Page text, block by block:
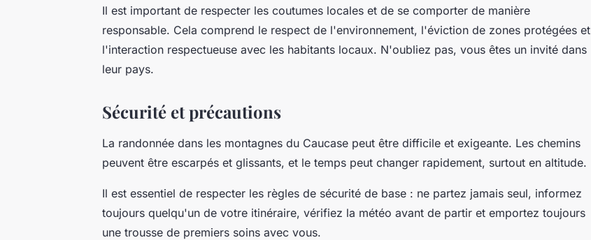
Il est important de respecter les coutumes locales et de se comporter de manière
responsable. Cela comprend le respect de l'environnement, l'éviction de zones protégées et
l'interaction respectueuse avec les habitants locaux. N'oubliez pas, vous êtes un invité dans
leur pays.
Sécurité et précautions
La randonnée dans les montagnes du Caucase peut être difficile et exigeante. Les chemins
peuvent être escarpés et glissants, et le temps peut changer rapidement, surtout en altitude.
Il est essentiel de respecter les règles de sécurité de base : ne partez jamais seul, informez
toujours quelqu'un de votre itinéraire, vérifiez la météo avant de partir et emportez toujours
une trousse de premiers soins avec vous.